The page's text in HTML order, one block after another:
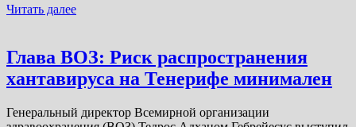
Читать далее
Глава ВОЗ: Риск распространения
хантавируса на Тенерифе минимален
Генеральный директор Всемирной организации